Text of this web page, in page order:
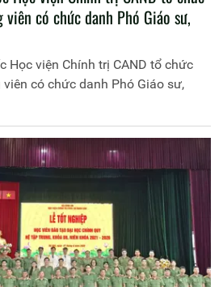
có chức danh Phó Giáo sư,
Học viện Chính trị CAND tổ chức
có chức danh Phó Giáo sư,